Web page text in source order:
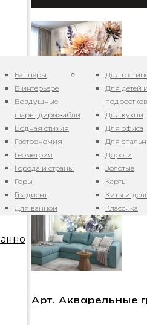
Баннеры
В интерьере
Воздушные
шары, дирижабли
Водная стихия
Гастрономия
Геометрия
Города и страны
Горы
Градиент
Для ванной
Для
Для детей и
подростков
Для кухни
Для офиса
Для
Дороги
Золотые
Карты
Киты и
Классика
Арт. Акварельные
05.11.2025
Арт. Акварельные